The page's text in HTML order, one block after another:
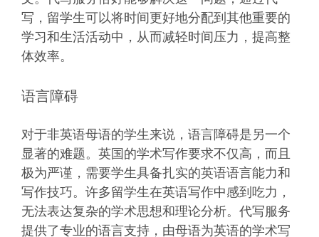
写，留学生可以将时间更好地分配到其他重要的
学习和生活活动中，从而减轻时间压力，提高整
体效率。
语言障碍
对于非英语母语的学生来说，语言障碍是另一个
显著的难题。英国的学术写作要求不仅高，而且
极为严谨，需要学生具备扎实的英语语言能力和
写作技巧。许多留学生在英语写作中感到吃力，
无法表达复杂的学术思想和理论分析。代写服务
提供了专业的语言支持，由母语为英语的学术写